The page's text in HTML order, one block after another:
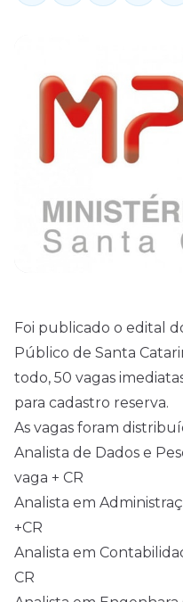
Foi publicado o edital
Público de Santa
todo, 50 vagas
para cadastro reserva.
As vagas foram
Analista de Dados e
vaga + CR
Analista em
+CR
Analista em
CR